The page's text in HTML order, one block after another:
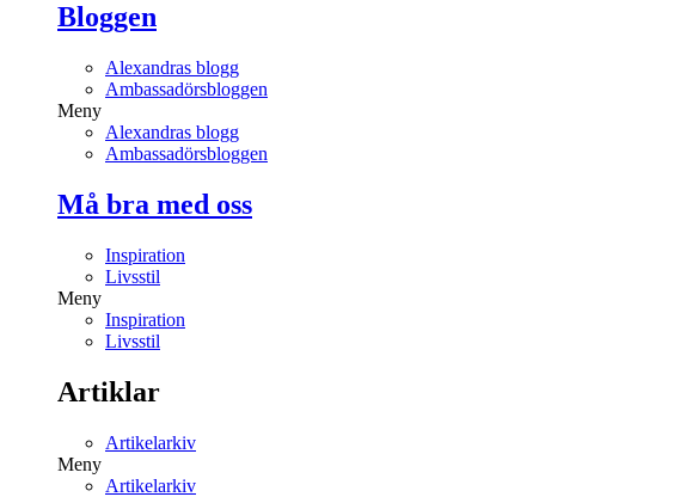
Bloggen
Alexandras blogg
Ambassadörsbloggen
Meny
Alexandras blogg
Ambassadörsbloggen
Må bra med oss
Inspiration
Livsstil
Meny
Inspiration
Livsstil
Artiklar
Artikelarkiv
Meny
Artikelarkiv